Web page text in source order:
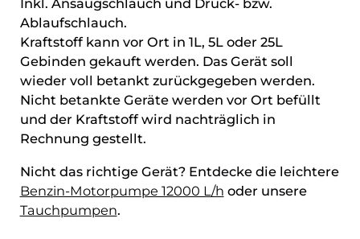
Inkl. Ansaugschlauch und Druck- bzw.
Ablaufschlauch.
Kraftstoff kann vor Ort in 1L, 5L oder 25L
Gebinden gekauft werden. Das Gerät soll
wieder voll betankt zurückgegeben werden.
Nicht betankte Geräte werden vor Ort befüllt
und der Kraftstoff wird nachträglich in
Rechnung gestellt.
Nicht das richtige Gerät? Entdecke die leichtere
Benzin-Motorpumpe 12000 L/h oder unsere
Tauchpumpen.